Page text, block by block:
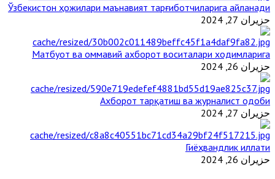
Ўзбекистон ҳожилари маънавият тарғиботчиларига айланади
حزيران 27, 2024
Матбуот ва оммавий ахборот воситалари ходимларига
حزيران 26, 2024
Ахборот тарқатиш ва журналист одоби
حزيران 27, 2024
Гиёҳвандлик иллати
حزيران 26, 2024